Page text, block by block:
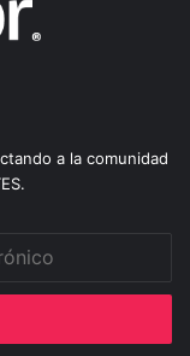
a la comunidad